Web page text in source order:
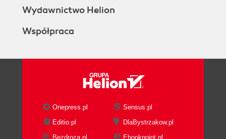
Wydawnictwo Helion
Współpraca
Onepress.pl
Sensus.pl
Editio.pl
DlaBystrzakow.pl
Bezdroza.pl
Ebookpoint.pl